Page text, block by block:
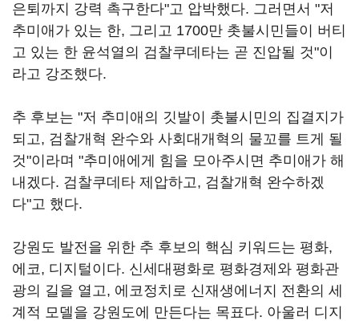
은퇴까지 강력 촉구한다"고 압박했다. 그러면서 "저
추미애가 있는 한, 그리고 1700만 촛불시민들이 버티
고 있는 한 윤석열의 검찰쿠데타는 곧 진압될 것"이
라고 강조했다.
추 후보는 "저 추미애의 깃발이 촛불시민의 집결지가
되고, 검찰개혁 완수와 사회대개혁의 물꼬를 트게 될
것"이라며 "추미애에게 힘을 모아주시면 추미애가 해
내겠다. 검찰쿠데타 제압하고, 검찰개혁 완수하겠
다"고 했다.
강원도 발전을 위한 추 후보의 핵심 키워드는 평화,
에코, 디지털이다. 신세대평화로 평화경제와 평화관
광의 길을 열고, 에코정치로 신재생에너지 전환의 세
계적 모델을 강원도에 만든다는 목표다. 아울러 디지